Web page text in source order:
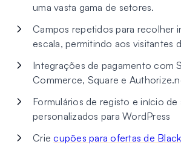
uma vasta gama de setores.
Campos repetidos para recolher
escala, permitindo aos visitantes
Integrações de pagamento com
Commerce, Square e
Formulários de registo e início de
personalizados para WordPress
Criecupões para ofertas de